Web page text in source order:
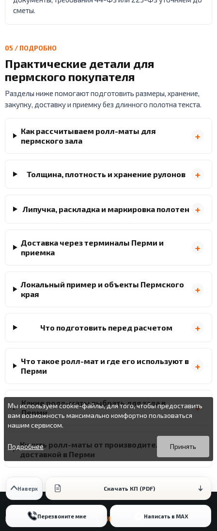
сметы.
05 / ПОДРОБНО
Практические детали для
пермского покупателя
Разделы ниже помогают подготовить размеры, хранение,
закупку, доставку и приемку без длинного полотна текста.
Как рассчитываем ролл-маты для
пермского зала
Толщина, плотность и хранение рулонов
Липучка, раскладка и маркировка полотен
Доставка через терминалы Перми и
приемка
Локальный пример и объекты Пермского
края
Что подготовить перед расчетом
Что такое ролл-мат и где его используют в
Перми
Какие ролл-маты выбрать для зала в
Перми
Купить ролл-маты от производителя с
доставкой в Перми
РОЛЛ-МАТЫ / ТЕХНИЧЕСКИЕ ПРИМЕРЫ
Наверх Скачать КП (PDF)
Перезвоните мне Написать в MAX
Мы используем cookie-файлы, для того, чтобы предоставить
вам возможность максимально комфортно пользоваться
нашим сервисом.
Вы можете подробнее прочитать о cookie-файлах в открытых
источниках или изменить настройки своего браузера.
Продолжая пользоваться данным сайтом без изменения
настроек вы даете согласие на использование ваших cookie-
файлов.
Принять
Подробнее